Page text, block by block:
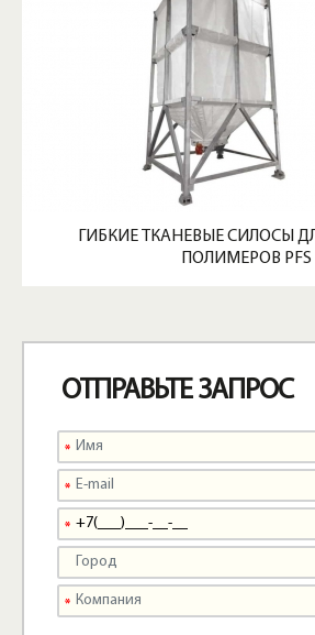
ГИБКИЕ ТКАНЕВЫЕ СИЛОСЫ
ПОЛИМЕРОВ PFS
ОТПРАВЬТЕ ЗАПРОС